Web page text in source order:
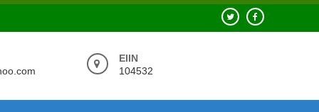
EIIN
104532